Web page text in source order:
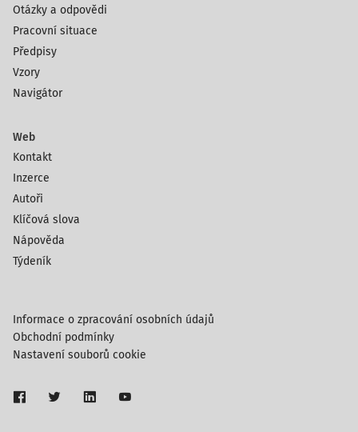
Otázky a odpovědi
Pracovní situace
Předpisy
Vzory
Navigátor
Web
Kontakt
Inzerce
Autoři
Klíčová slova
Nápověda
Týdeník
Informace o zpracování osobních údajů
Obchodní podmínky
Nastavení souborů cookie